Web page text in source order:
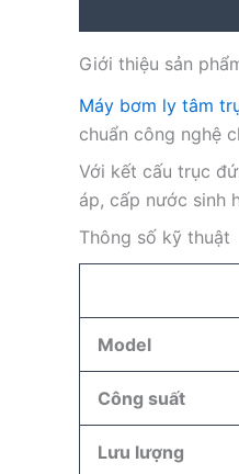
Giới thiệu sản
Máy bơm ly tâm
chuẩn công nghệ
Với kết cấu trục
áp, cấp nước sinh
Thông số kỹ thuật
Model
Công suất
Lưu lượng